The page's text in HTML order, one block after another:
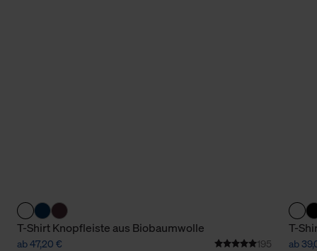
T-Shirt Knopfleiste aus Biobaumwolle
ab 47,20 € 195
T-
ab